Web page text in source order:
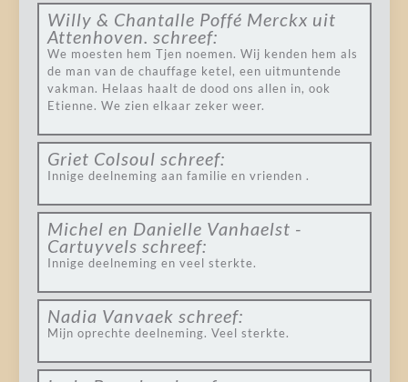
Willy & Chantalle Poffé Merckx uit
Attenhoven. schreef:
We moesten hem Tjen noemen. Wij kenden hem als
de man van de chauffage ketel, een uitmuntende
vakman. Helaas haalt de dood ons allen in, ook
Etienne. We zien elkaar zeker weer.
Griet Colsoul schreef:
Innige deelneming aan familie en vrienden .
Michel en Danielle Vanhaelst -
Cartuyvels schreef:
Innige deelneming en veel sterkte.
Nadia Vanvaek schreef:
Mijn oprechte deelneming. Veel sterkte.